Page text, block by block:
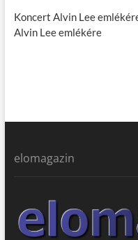
Koncert Alvin Lee
Alvin Lee emlékére
elomagazin